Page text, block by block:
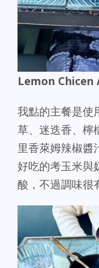
Lemon Chicen
我點的主餐是使
草、迷迭香、檸
里香萊姆辣椒醬
好吃的考玉米與
酸，不過調味很